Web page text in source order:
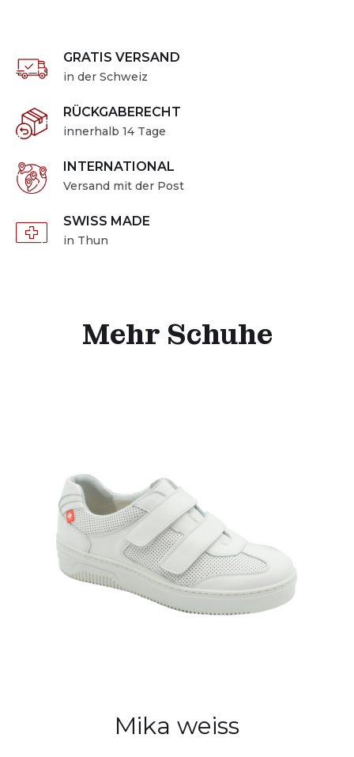
GRATIS VERSAND
in der Schweiz
RÜCKGABERECHT
innerhalb 14 Tage
INTERNATIONAL
Versand mit der Post
SWISS MADE
in Thun
Mehr Schuhe
Mika weiss